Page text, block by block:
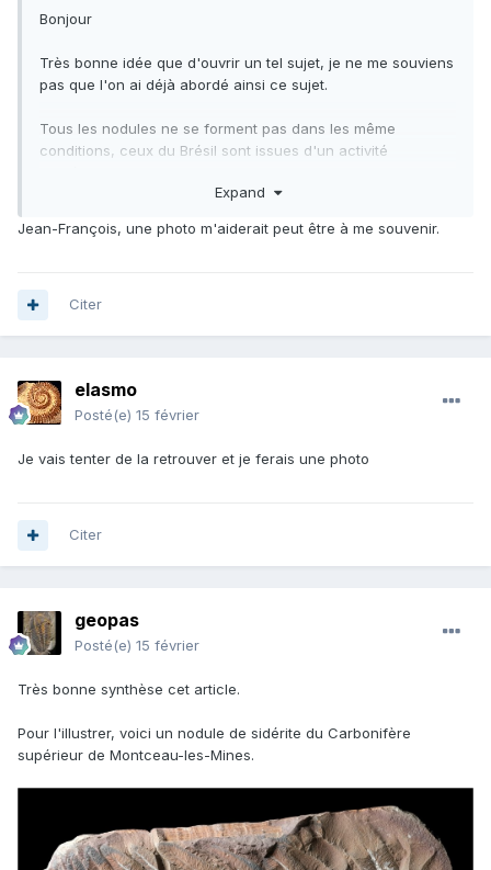
Bonjour
Très bonne idée que d'ouvrir un tel sujet, je ne me souviens
pas que l'on ai déjà abordé ainsi ce sujet.
Tous les nodules ne se forment pas dans les même
conditions, ceux du Brésil sont issues d'un activité
animaux marins, cela explique entre le fait que l'on ne
poissons osseux de l'Araripe, qui n'étaient constitués que
Un article que j'avais scanné de l'ancienne revue Minéraux
embre_1995.pdf
Pour les autres types de nodules et ils sont quantités, il
m'est impossible de déduire toutes les formations possibles,
Creek aux USA, constitués d'oxydes de fer.
J'ai un fossile de plante très lourds (ferreux ?) provenant
années 90, il pourra peux être nous en dire davantage à ce
Expand
Jean-François, une photo m'aiderait peut être à me souvenir.
Citer
elasmo
Posté(e) 15 février
Je vais tenter de la retrouver et je ferais une photo
Citer
geopas
Posté(e) 15 février
Très bonne synthèse cet article.
Pour l'illustrer, voici un nodule de sidérite du Carbonifère
supérieur de Montceau-les-Mines.